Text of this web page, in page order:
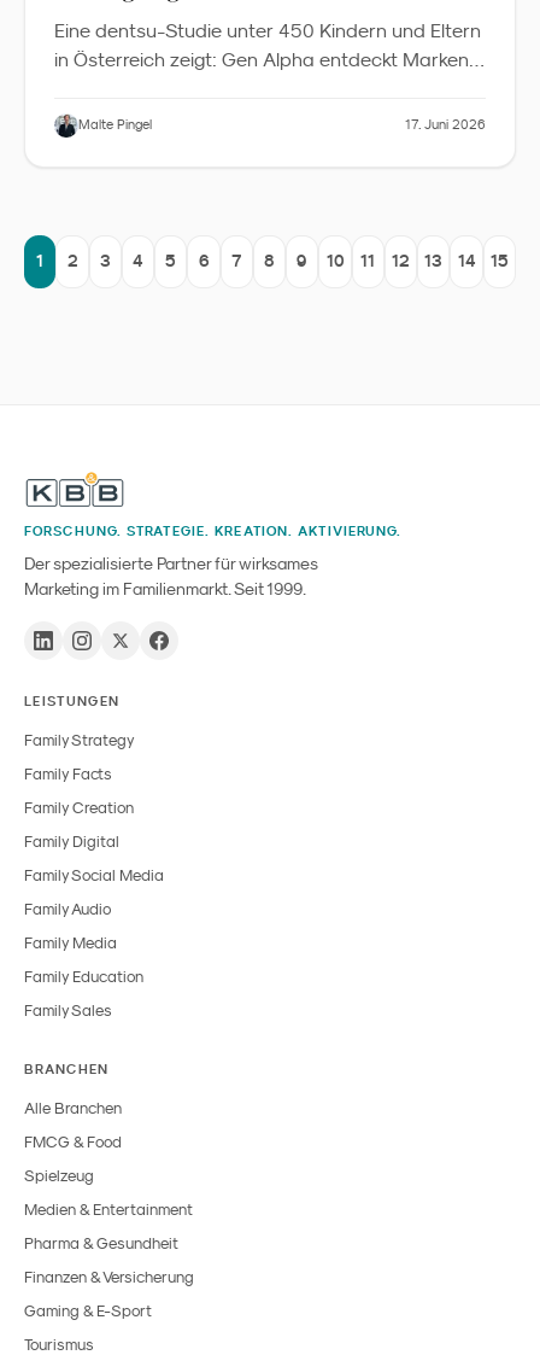
Eine dentsu-Studie unter 450 Kindern und Eltern
in Österreich zeigt: Gen Alpha entdeckt Marken
weit über Spielzeug hinaus und erwartet von
Malte Pingel 17. Juni 2026
1 2 3 4 5 6 7 8 9 10 11 12 13 14 15
FORSCHUNG. STRATEGIE. KREATION. AKTIVIERUNG.
Der spezialisierte Partner für wirksames
Marketing im Familienmarkt. Seit 1999.
LEISTUNGEN
Family Strategy
Family Facts
Family Creation
Family Digital
Family Social Media
Family Audio
Family Media
Family Education
Family Sales
BRANCHEN
Alle Branchen
FMCG & Food
Spielzeug
Medien & Entertainment
Pharma & Gesundheit
Finanzen & Versicherung
Gaming & E-Sport
Tourismus